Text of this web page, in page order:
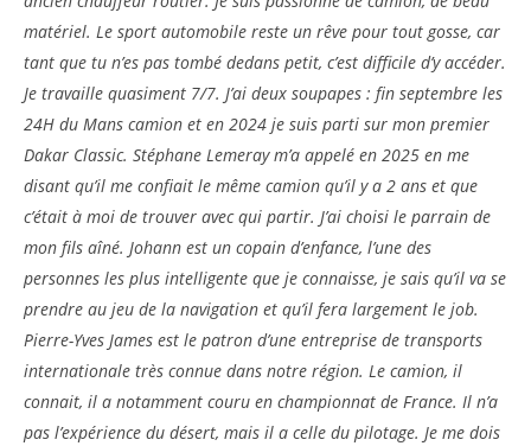
matériel. Le sport automobile reste un rêve pour tout gosse, car
tant que tu n’es pas tombé dedans petit, c’est difficile d’y accéder.
Je travaille quasiment 7/7. J’ai deux soupapes : fin septembre les
24H du Mans camion et en 2024 je suis parti sur mon premier
Dakar Classic. Stéphane Lemeray m’a appelé en 2025 en me
disant qu’il me confiait le même camion qu’il y a 2 ans et que
c’était à moi de trouver avec qui partir. J’ai choisi le parrain de
mon fils aîné. Johann est un copain d’enfance, l’une des
personnes les plus intelligente que je connaisse, je sais qu’il va se
prendre au jeu de la navigation et qu’il fera largement le job.
Pierre-Yves James est le patron d’une entreprise de transports
internationale très connue dans notre région. Le camion, il
connait, il a notamment couru en championnat de France. Il n’a
pas l’expérience du désert, mais il a celle du pilotage. Je me dois